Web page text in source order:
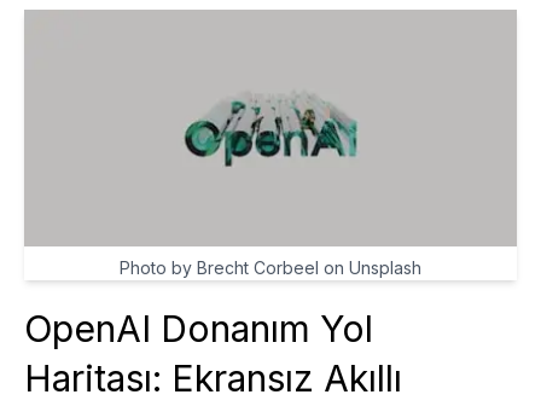
Photo by Brecht Corbeel on Unsplash
OpenAI Donanım Yol
Haritası: Ekransız Akıllı